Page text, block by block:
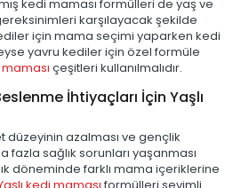
kedi maması formülleri de yaş ve
karşılayacak şekilde
için mama seçimi yaparken kedi
yavru kediler için özel formüle
maması çeşitleri kullanılmalıdır.
İhtiyaçları İçin Yaşlı
düzeyinin azalması ve gençlik
fazla sağlık sorunları yaşanması
döneminde farklı mama içeriklerine